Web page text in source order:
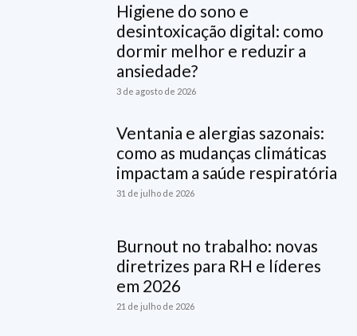
Higiene do sono e
desintoxicação digital: como
dormir melhor e reduzir a
ansiedade?
3 de agosto de 2026
Ventania e alergias sazonais:
como as mudanças climáticas
impactam a saúde respiratória
31 de julho de 2026
Burnout no trabalho: novas
diretrizes para RH e líderes
em 2026
21 de julho de 2026